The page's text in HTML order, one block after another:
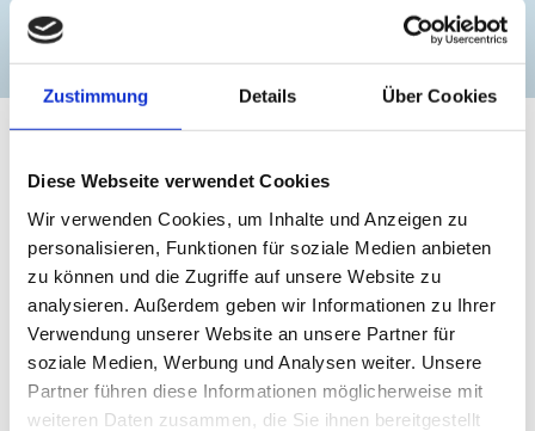
Zustimmung Details Über Cookies
Diese Webseite verwendet Cookies
Wir verwenden Cookies, um Inhalte und Anzeigen zu
personalisieren, Funktionen für soziale Medien anbieten
zu können und die Zugriffe auf unsere Website zu
analysieren. Außerdem geben wir Informationen zu Ihrer
Verwendung unserer Website an unsere Partner für
soziale Medien, Werbung und Analysen weiter. Unsere
Partner führen diese Informationen möglicherweise mit
weiteren Daten zusammen, die Sie ihnen bereitgestellt
zur Website